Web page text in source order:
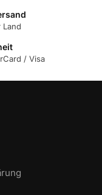
/ Visa